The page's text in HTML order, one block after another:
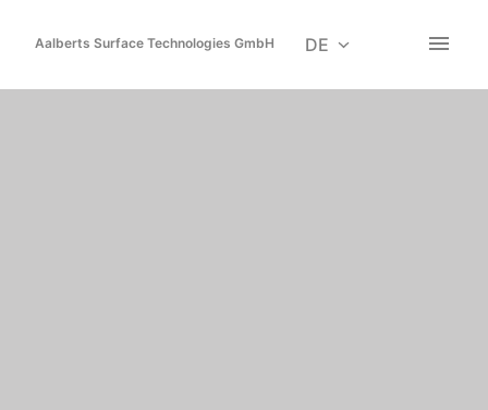
InhaltAalberts Surface Technologies GmbH
Startseite DE